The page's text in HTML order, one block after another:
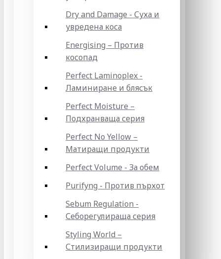
Dry and Damage - Суха и
увредена коса
Energising – Против
косопад
Perfect Laminoplex -
Ламиниране и блясък
Perfect Moisture –
Подхранваща серия
Perfect No Yellow –
Матиращи продукти
Perfect Volume - За обем
Purifyng - Против пърхот
Sebum Regulation -
Себорегулираща серия
Styling World –
Стилизиращи продукти